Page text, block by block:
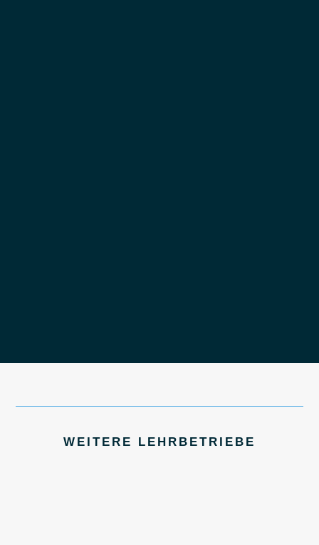
WEITERE LEHRBETRIEBE